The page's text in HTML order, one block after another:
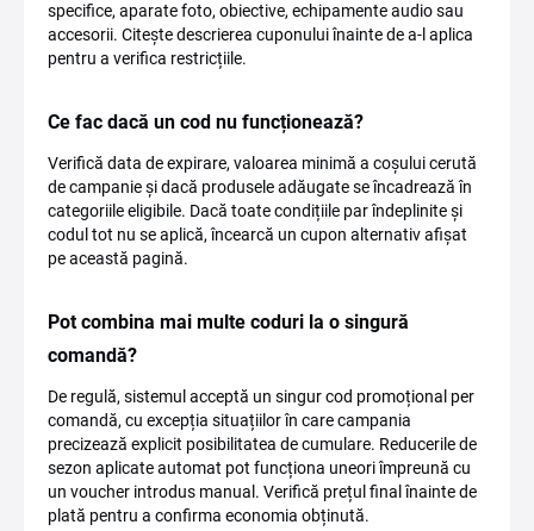
specifice, aparate foto, obiective, echipamente audio sau
accesorii. Citește descrierea cuponului înainte de a-l aplica
pentru a verifica restricțiile.
Ce fac dacă un cod nu funcționează?
Verifică data de expirare, valoarea minimă a coșului cerută
de campanie și dacă produsele adăugate se încadrează în
categoriile eligibile. Dacă toate condițiile par îndeplinite și
codul tot nu se aplică, încearcă un cupon alternativ afișat
pe această pagină.
Pot combina mai multe coduri la o singură
comandă?
De regulă, sistemul acceptă un singur cod promoțional per
comandă, cu excepția situațiilor în care campania
precizează explicit posibilitatea de cumulare. Reducerile de
sezon aplicate automat pot funcționa uneori împreună cu
un voucher introdus manual. Verifică prețul final înainte de
plată pentru a confirma economia obținută.